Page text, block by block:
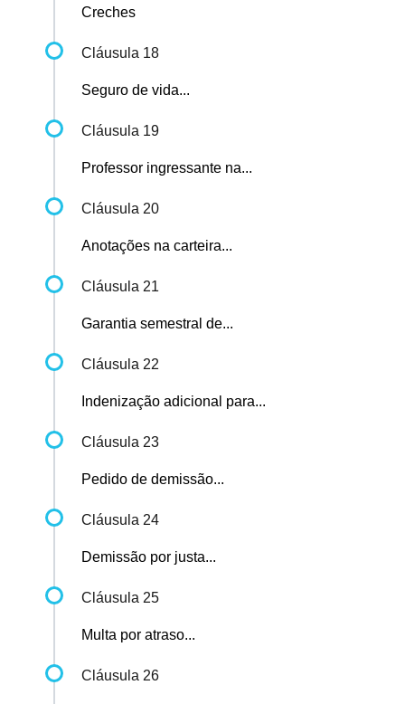
Creches
Cláusula 18
Seguro de vida...
Cláusula 19
Professor ingressante na...
Cláusula 20
Anotações na carteira...
Cláusula 21
Garantia semestral de...
Cláusula 22
Indenização adicional para...
Cláusula 23
Pedido de demissão...
Cláusula 24
Demissão por justa...
Cláusula 25
Multa por atraso...
Cláusula 26